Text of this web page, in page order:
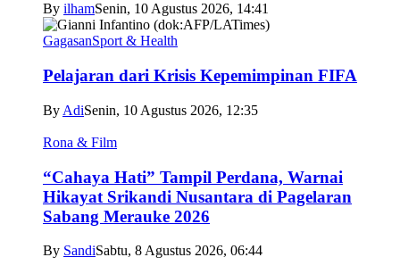
By ilhamSenin, 10 Agustus 2026, 14:41
GagasanSport & Health
Pelajaran dari Krisis Kepemimpinan FIFA
By AdiSenin, 10 Agustus 2026, 12:35
Rona & Film
“Cahaya Hati” Tampil Perdana, Warnai
Hikayat Srikandi Nusantara di Pagelaran
Sabang Merauke 2026
By SandiSabtu, 8 Agustus 2026, 06:44